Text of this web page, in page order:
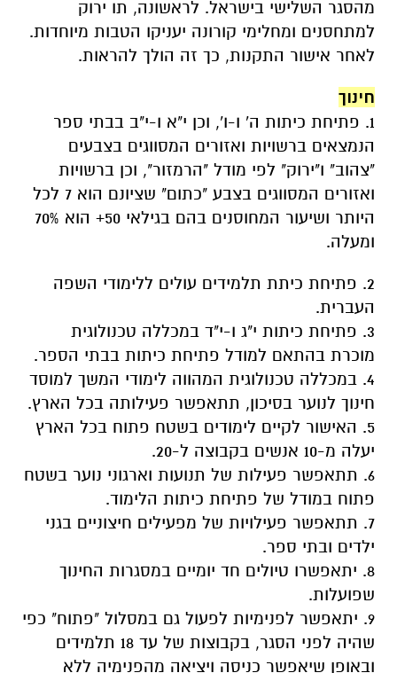
מהסגר השלישי בישראל. לראשונה, תו ירוק
למתחסנים ומחלימי קורונה יעניקו הטבות מיוחדות.
לאחר אישור התקנות, כך זה הולך להראות.
חינוך
1. פתיחת כיתות ה' ו-ו', וכן י"א ו-י"ב בבתי ספר
הנמצאים ברשויות ואזורים המסווגים בצבעים
"צהוב" ו"ירוק" לפי מודל "הרמזור", וכן ברשויות
ואזורים המסווגים בצבע "כתום" שציונם הוא 7 לכל
היותר ושיעור המחוסנים בהם בגילאי 50+ הוא 70%
ומעלה.
2. פתיחת כיתת תלמידים עולים ללימודי השפה
העברית.
3. פתיחת כיתות י"ג ו-י"ד במכללה טכנולוגית
מוכרת בהתאם למודל פתיחת כיתות בבתי הספר.
4. במכללה טכנולוגית המהווה לימודי המשך למוסד
חינוך לנוער בסיכון, תתאפשר פעילותה בכל הארץ.
5. האישור לקיים לימודים בשטח פתוח בכל הארץ
יעלה מ-10 אנשים בקבוצה ל-20.
6. תתאפשר פעילות של תנועות וארגוני נוער בשטח
פתוח במודל של פתיחת כיתות הלימוד.
7. תתאפשר פעילויות של מפעילים חיצוניים בגני
ילדים ובתי ספר.
8. יתאפשרו טיולים חד יומיים במסגרות החינוך
שפועלות.
9. יתאפשר לפנימיות לפעול גם במסלול "פתוח" כפי
שהיה לפני הסגר, בקבוצות של עד 18 תלמידים
ובאופן שיאפשר כניסה ויציאה מהפנימיה ללא